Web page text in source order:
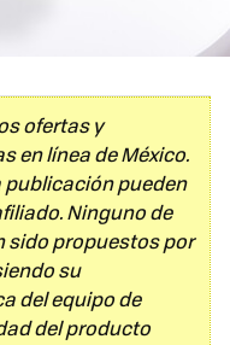
ofertas y
en línea de México.
publicación pueden
Ninguno de
sido propuestos por
su
del equipo de
del producto